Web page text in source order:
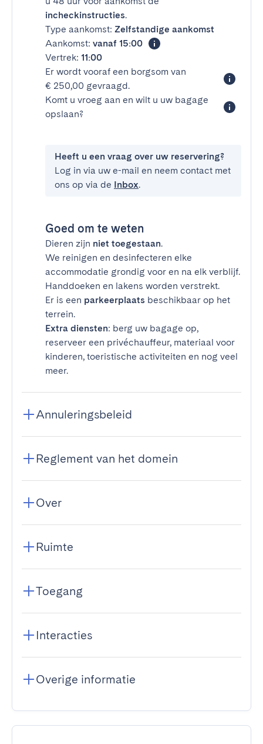
incheckinstructies.
Type aankomst: Zelfstandige aankomst
Aankomst: vanaf 15:00
Vertrek: 11:00
Er wordt vooraf een borgsom van
€ 250,00 gevraagd.
Komt u vroeg aan en wilt u uw bagage
opslaan?
Heeft u een vraag over uw reservering?
Log in via uw e-mail en neem contact met
ons op via de Inbox.
Goed om te weten
Dieren zijn niet toegestaan.
We reinigen en desinfecteren elke
accommodatie grondig voor en na elk verblijf.
Handdoeken en lakens worden verstrekt.
Er is een parkeerplaats beschikbaar op het
terrein.
Extra diensten: berg uw bagage op,
reserveer een privéchauffeur, materiaal voor
kinderen, toeristische activiteiten en nog veel
meer.
Annuleringsbeleid
Reglement van het domein
Over
Ruimte
Toegang
Interacties
Overige informatie